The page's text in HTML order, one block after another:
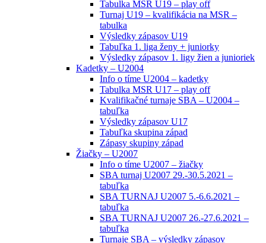
Tabulka MSR U19 – play off
Turnaj U19 – kvalifikácia na MSR –
tabulka
Výsledky zápasov U19
Tabuľka 1. liga ženy + juniorky
Výsledky zápasov 1. ligy žien a junioriek
Kadetky – U2004
Info o tíme U2004 – kadetky
Tabulka MSR U17 – play off
Kvalifikačné turnaje SBA – U2004 –
tabuľka
Výsledky zápasov U17
Tabuľka skupina západ
Zápasy skupiny západ
Žiačky – U2007
Info o tíme U2007 – žiačky
SBA turnaj U2007 29.-30.5.2021 –
tabuľka
SBA TURNAJ U2007 5.-6.6.2021 –
tabuľka
SBA TURNAJ U2007 26.-27.6.2021 –
tabuľka
Turnaje SBA – výsledky zápasov